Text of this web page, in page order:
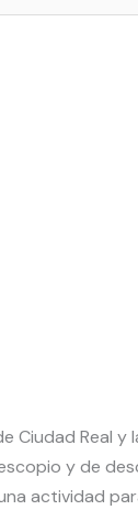
Ciudad Real y
y de
actividad